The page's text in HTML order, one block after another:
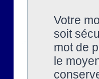
Votre
soit
mot de
le